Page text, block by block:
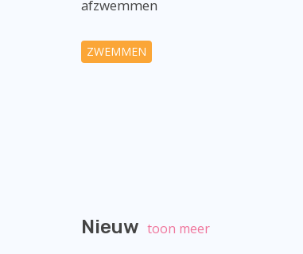
afzwemmen
ZWEMMEN
Nieuw toon meer